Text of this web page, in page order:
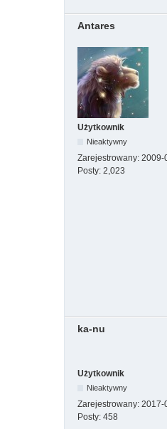
Antares
Użytkownik
Nieaktywny
Zarejestrowany: 2009-
Posty: 2,023
ka-nu
Użytkownik
Nieaktywny
Zarejestrowany: 2017-
Posty: 458